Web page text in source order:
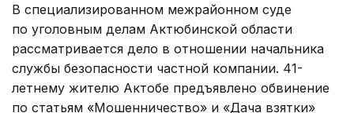
В специализированном межрайонном суде
по уголовным делам Актюбинской области
рассматривается дело в отношении начальника
службы безопасности частной компании. 41-
летнему жителю Актобе предъявлено обвинение
по статьям «Мошенничество» и «Дача взятки»